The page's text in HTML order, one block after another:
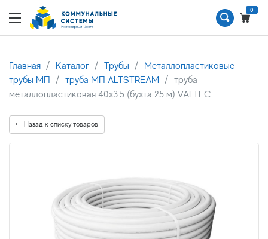
0
Главная Каталог Трубы
Металлопластиковые
трубы МП
труба МП ALTSTREAM
труба
металлопластиковая 40x3.5 (бухта 25 м) VALTEC
Назад к списку товаров